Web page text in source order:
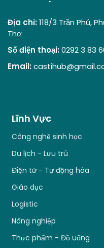
Địa chỉ:118/3 Trần Phú,
Thơ
Số điện thoại:0292 3 83
Email:
Lĩnh Vực
Công nghệ sinh học
Du lịch - Lưu trú
Điện tử - Tự động hóa
Giáo dục
Logistic
Nông nghiệp
Thực phẩm - Đồ uống